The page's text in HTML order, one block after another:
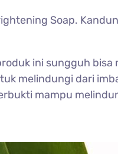
Soap.
ini sungguh
melindungi dari
mampu